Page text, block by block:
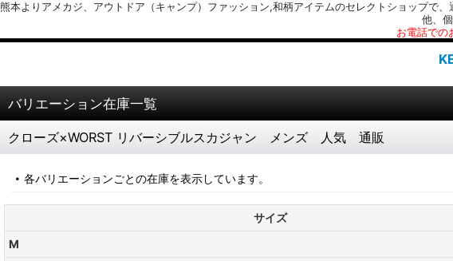
熊本よりアメカジ、アウトドア（キャンプ）ファッション,和柄アイテムのセレクトショップで
他、
お電話で
バリエーション在庫一覧
クローズ×WORST リバーシブルスカジャン メンズ 人気 通販
各バリエーションごとの在庫を表示しています。
サイズ
M